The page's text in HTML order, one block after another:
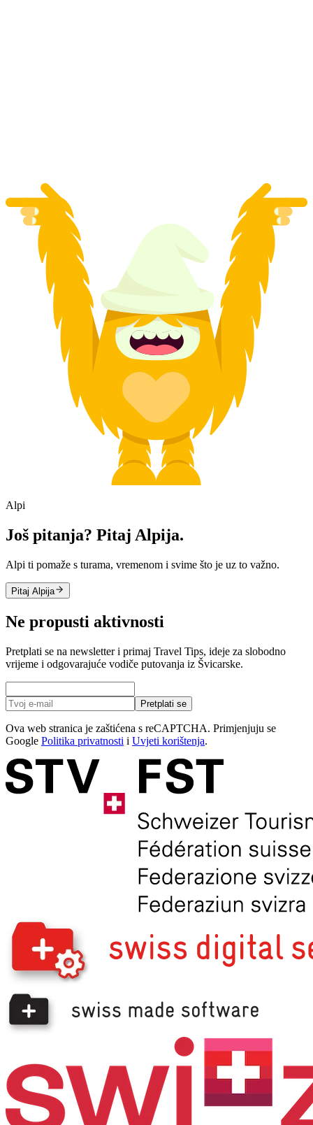
Alpi
Još pitanja? Pitaj Alpija.
Alpi ti pomaže s turama, vremenom i svime što je uz to važno.
Pitaj Alpija
Ne propusti aktivnosti
Pretplati se na newsletter i primaj Travel Tips, ideje za slobodno
vrijeme i odgovarajuće vodiče putovanja iz Švicarske.
Pretplati se
Ova web stranica je zaštićena s reCAPTCHA. Primjenjuju se
Google Politika privatnosti i Uvjeti korištenja.